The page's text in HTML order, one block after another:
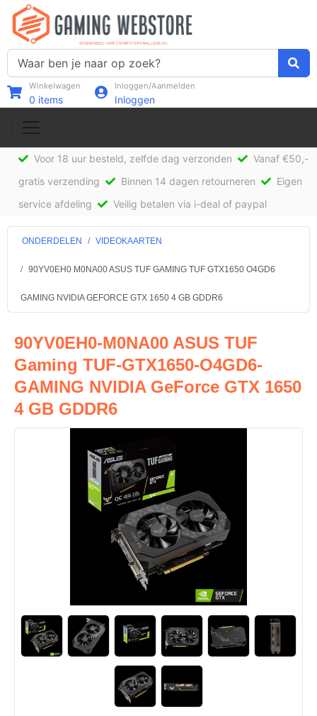
Winkelwagen
0 items
Inloggen/Aanmelden
Inloggen
Voor 18 uur besteld, zelfde dag verzonden
Vanaf €50,-
gratis verzending
Binnen 14 dagen retourneren
Eigen
service afdeling
Veilig betalen via i-deal of paypal
ONDERDELEN VIDEOKAARTEN
90YV0EH0 M0NA00 ASUS TUF GAMING TUF GTX1650 O4GD6
GAMING NVIDIA GEFORCE GTX 1650 4 GB GDDR6
90YV0EH0-M0NA00 ASUS TUF
Gaming TUF-GTX1650-O4GD6-
GAMING NVIDIA GeForce GTX 1650
4 GB GDDR6